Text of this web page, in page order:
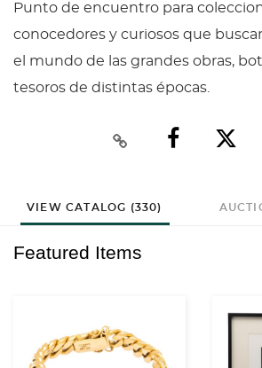
Punto de encuentro para
conocedores y curiosos que
el mundo de las grandes obras,
tesoros de distintas épocas.
VIEW CATALOG (330)
Featured Items